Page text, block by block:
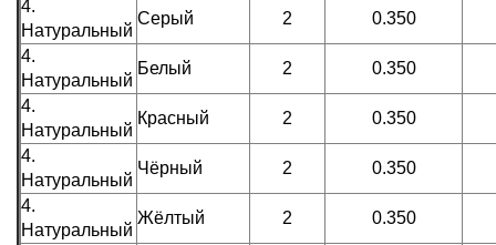
4.
Натуральный
Серый 2
0.350
4.
Натуральный
Белый 2
0.350
4.
Натуральный
Красный 2
0.350
4.
Натуральный
Чёрный 2
0.350
4.
Натуральный
Жёлтый 2
0.350